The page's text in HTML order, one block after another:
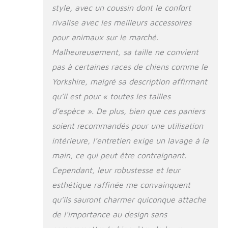
encombrant ; il ne
beaucoup de place
Facile à entretenir :
Vous pouvez le
l’eau et du savon.
Lavez et séchez en
il suffit de laver la
saleté et la litière qui
s'accumulent dans
le panier pour chat
et d'essuyer le
panier en osier ou
de le laisser à l'air,
le tout en quelques
minutes Ce panier
pour chat et chien
tailles : 54 x 40 x
style, avec un coussin dont le confort
rivalise avec les meilleurs accessoires
pour animaux sur le marché.
Malheureusement, sa taille ne convient
pas à certaines races de chiens comme le
Yorkshire, malgré sa description affirmant
qu’il est pour « toutes les tailles
d’espèce ». De plus, bien que ces paniers
soient recommandés pour une utilisation
intérieure, l’entretien exige un lavage à la
main, ce qui peut être contraignant.
Cependant, leur robustesse et leur
esthétique raffinée me convainquent
qu’ils sauront charmer quiconque attache
de l’importance au design sans